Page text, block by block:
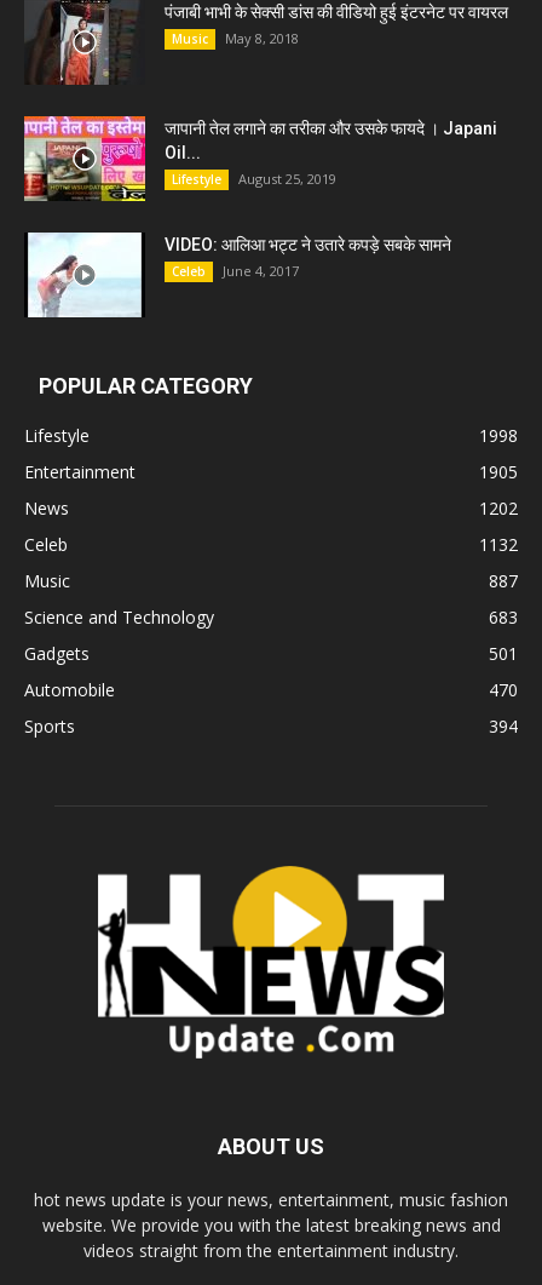
पंजाबी भाभी के सेक्सी डांस की वीडियो हुई इंटरनेट पर वायरल
Music May 8, 2018
जापानी तेल लगाने का तरीका और उसके फायदे । Japani
Oil...
Lifestyle August 25, 2019
VIDEO: आलिआ भट्ट ने उतारे कपड़े सबके सामने
Celeb June 4, 2017
POPULAR CATEGORY
Lifestyle
1998
Entertainment
1905
News
1202
Celeb
1132
Music
887
Science and Technology
683
Gadgets
501
Automobile
470
Sports
394
ABOUT US
hot news update is your news, entertainment, music fashion
website. We provide you with the latest breaking news and
videos straight from the entertainment industry.